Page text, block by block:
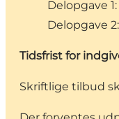
Delopgave
Delopgave
Tidsfrist for
Skriftlige tilbud